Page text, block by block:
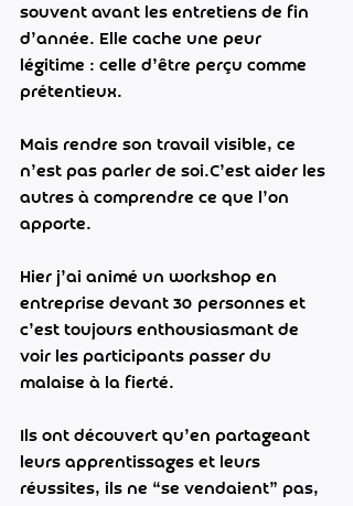
souvent avant les entretiens de fin
d’année. Elle cache une peur
légitime : celle d’être perçu comme
prétentieux.
Mais rendre son travail visible, ce
n’est pas parler de soi.C’est aider les
autres à comprendre ce que l’on
apporte.
Hier j’ai animé un workshop en
entreprise devant 30 personnes et
c’est toujours enthousiasmant de
voir les participants passer du
malaise à la fierté.
Ils ont découvert qu’en partageant
leurs apprentissages et leurs
réussites, ils ne “se vendaient” pas,